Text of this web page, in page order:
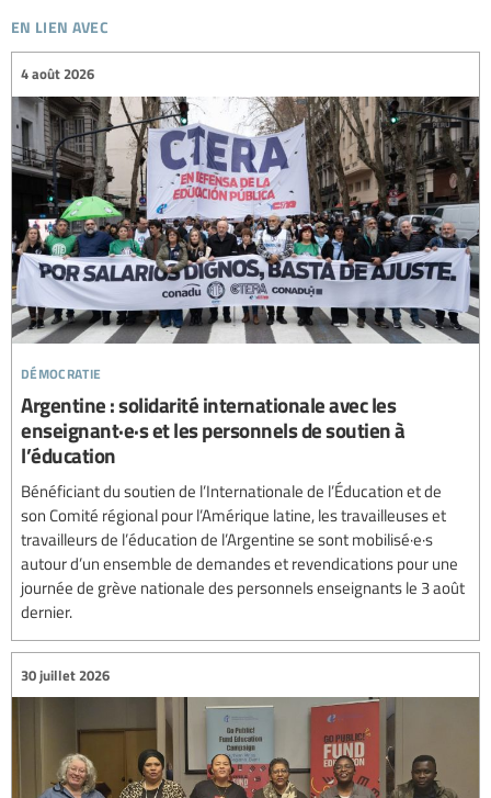
en lien avec
démocratie
4 août 2026
Argentine : solidarité internationale avec les
enseignant·e·s et les personnels de soutien à
l’éducation
Bénéficiant du soutien de l’Internationale de l’Éducation et de
son Comité régional pour l’Amérique latine, les travailleuses et
travailleurs de l’éducation de l’Argentine se sont mobilisé·e·s
autour d’un ensemble de demandes et revendications pour une
journée de grève nationale des personnels enseignants le 3 août
dernier.
30 juillet 2026